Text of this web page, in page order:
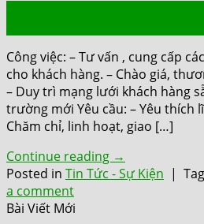
Công việc: – Tư vấn , cung cấp
cho khách hàng. – Chào giá,
– Duy trì mạng lưới khách hàng
trường mới Yêu cầu: – Yêu thích
Chăm chỉ, linh hoạt, giao […]
Continue reading →
Posted in Tin Tức - Sự Kiện |
a comment
Bài Viết Mới